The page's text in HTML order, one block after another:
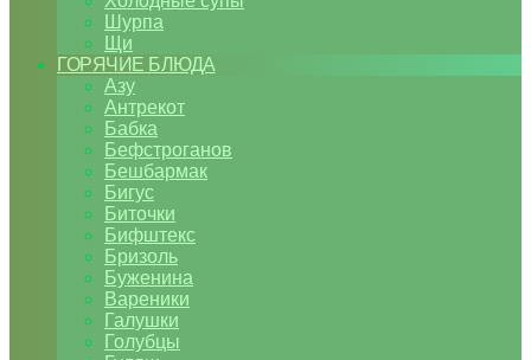
Шурпа
Щи
ГОРЯЧИЕ БЛЮДА
Азу
Антрекот
Бабка
Бефстроганов
Бешбармак
Бигус
Биточки
Бифштекс
Бризоль
Буженина
Вареники
Галушки
Голубцы